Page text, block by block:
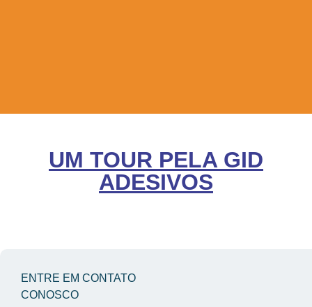
UM TOUR PELA GID
ADESIVOS
ENTRE EM CONTATO
CONOSCO